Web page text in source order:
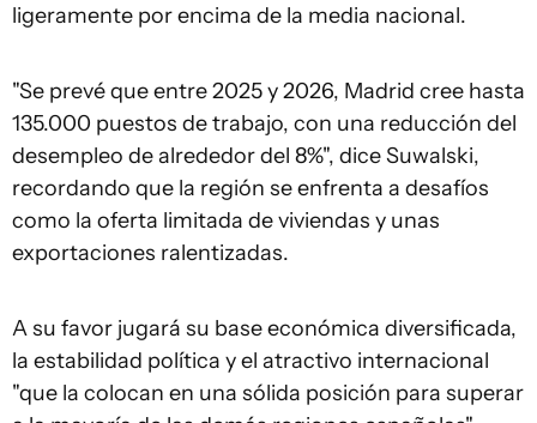
ligeramente por encima de la media nacional.
"Se prevé que entre 2025 y 2026, Madrid cree hasta
135.000 puestos de trabajo, con una reducción del
desempleo de alrededor del 8%", dice Suwalski,
recordando que la región se enfrenta a desafíos
como la oferta limitada de viviendas y unas
exportaciones ralentizadas.
A su favor jugará su base económica diversificada,
la estabilidad política y el atractivo internacional
"que la colocan en una sólida posición para superar